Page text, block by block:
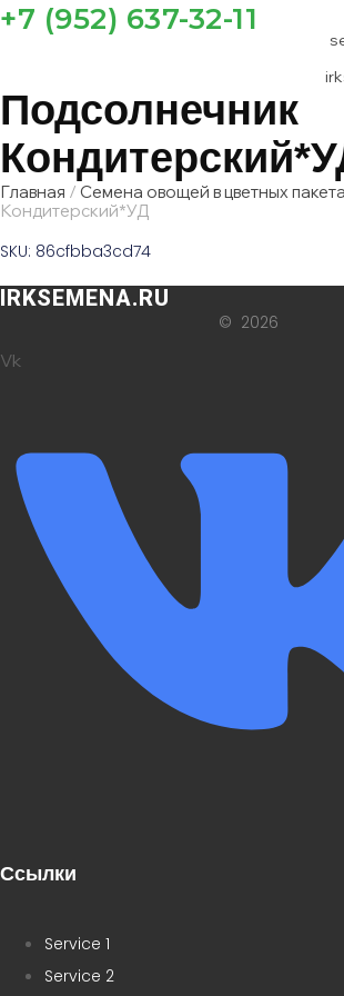
+7 (952) 637-32-11
Подсолнечник
Главная / Семена овощей в цветных
Кондитерский*УД
SKU: 86cfbba3cd74
IRKSEMENA.RU
© 2026
Vk
Ссылки
Service 1
Service 2